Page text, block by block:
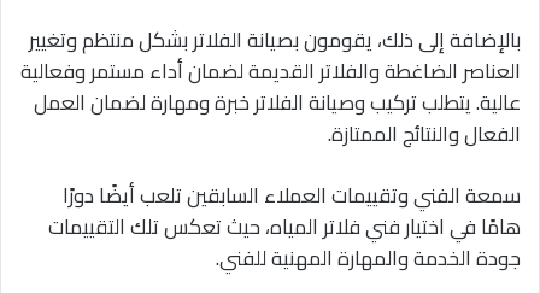
بالإضافة إلى ذلك، يقومون بصيانة الفلاتر بشكل منتظم وتغيير
العناصر الضاغطة والفلاتر القديمة لضمان أداء مستمر وفعالية
عالية. يتطلب تركيب وصيانة الفلاتر خبرة ومهارة لضمان العمل
الفعال والنتائج الممتازة.
سمعة الفني وتقييمات العملاء السابقين تلعب أيضًا دورًا
هامًا في اختيار فني فلاتر المياه، حيث تعكس تلك التقييمات
جودة الخدمة والمهارة المهنية للفني.